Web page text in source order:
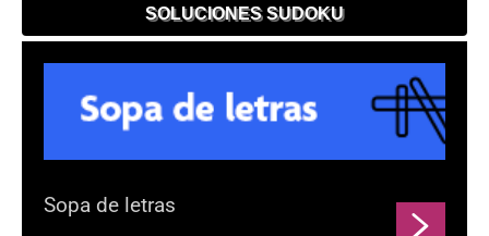
SOLUCIONES SUDOKU
Sopa de letras